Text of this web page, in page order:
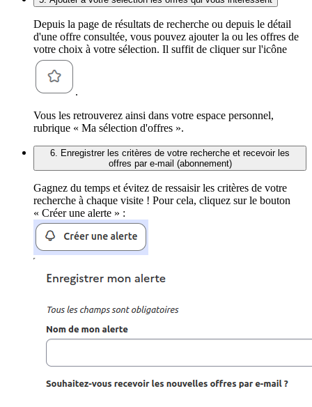
Depuis la page de résultats de recherche ou depuis le détail
d'une offre consultée, vous pouvez ajouter la ou les offres de
votre choix à votre sélection. Il suffit de cliquer sur l'icône
.
Vous les retrouverez ainsi dans votre espace personnel,
rubrique « Ma sélection d'offres ».
6. Enregistrer les critères de votre recherche et recevoir les
offres par e-mail (abonnement)
Gagnez du temps et évitez de ressaisir les critères de votre
recherche à chaque visite ! Pour cela, cliquez sur le bouton
« Créer une alerte » :